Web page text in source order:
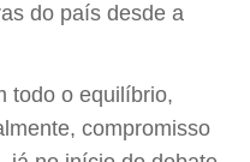
do país desde a
todo o equilíbrio,
compromisso